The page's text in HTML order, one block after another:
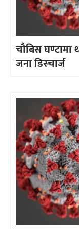
चौबिस घण्टामा
जना डिस्चार्ज